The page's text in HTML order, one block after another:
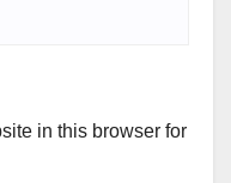
in this browser for